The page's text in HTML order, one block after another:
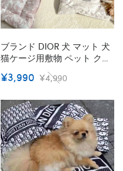
ブランド DIOR 犬 マット 犬
猫ケージ用敷物 ペット クッ
ション 両面利用 ベーシック
ディオール 犬用ベッドパッ
湿 通気性 快適 柔らかい 滑
りにくい 清潔キープ S/M/L
¥3,990 ¥4,990